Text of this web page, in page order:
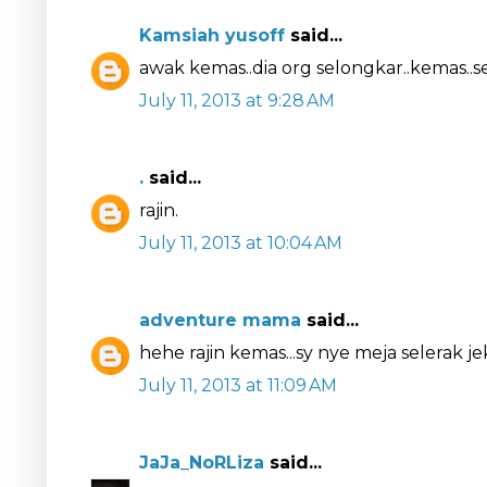
Kamsiah yusoffsaid...
awak kemas..dia org
July 11, 2013 at 9:28 AM
.said...
rajin.
July 11, 2013 at 10:04 AM
adventure mama said...
hehe rajin kemas...sy nye meja selerak
July 11, 2013 at 11:09 AM
JaJa_NoRLiza said...